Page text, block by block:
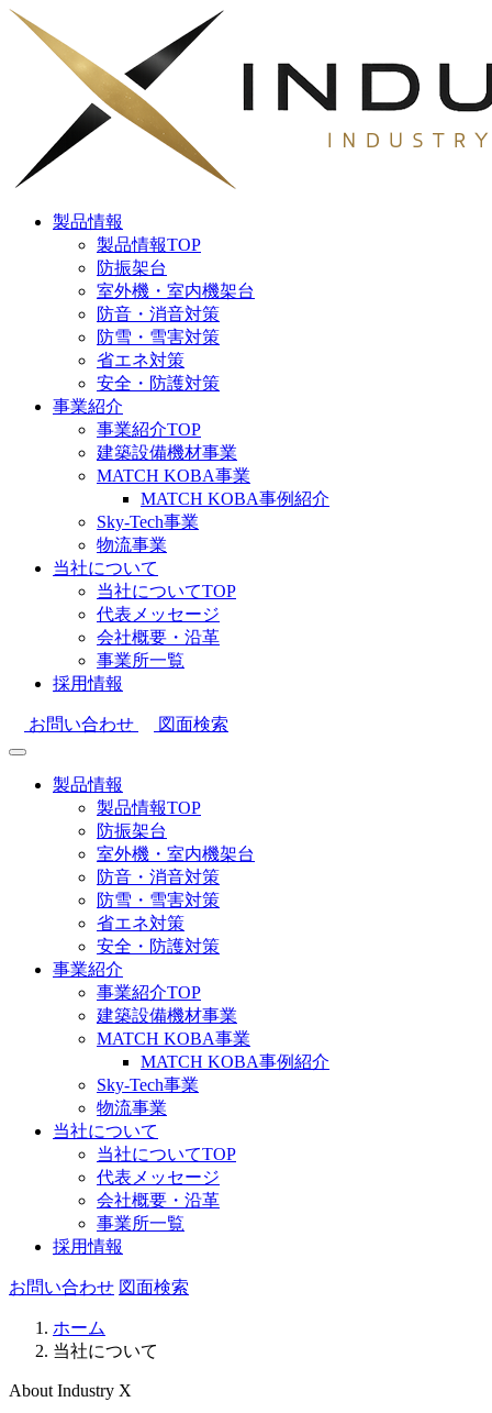
製品情報
製品情報TOP
防振架台
室外機・室内機架台
防音・消音対策
防雪・雪害対策
省エネ対策
安全・防護対策
事業紹介
事業紹介TOP
建築設備機材事業
MATCH KOBA事業
MATCH KOBA事例紹介
Sky-Tech事業
物流事業
当社について
当社についてTOP
代表メッセージ
会社概要・沿革
事業所一覧
採用情報
お問い合わせ 図面検索
製品情報
製品情報TOP
防振架台
室外機・室内機架台
防音・消音対策
防雪・雪害対策
省エネ対策
安全・防護対策
事業紹介
事業紹介TOP
建築設備機材事業
MATCH KOBA事業
MATCH KOBA事例紹介
Sky-Tech事業
物流事業
当社について
当社についてTOP
代表メッセージ
会社概要・沿革
事業所一覧
採用情報
お問い合わせ 図面検索
ホーム
当社について
About Industry X